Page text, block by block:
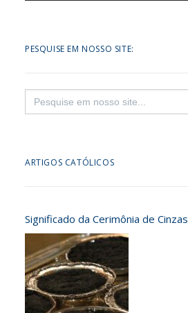
PESQUISE EM NOSSO SITE:
Search
for:
ARTIGOS CATÓLICOS
Significado da Cerimônia de Cinzas